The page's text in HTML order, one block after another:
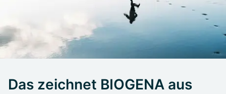
Das zeichnet BIOGENA aus